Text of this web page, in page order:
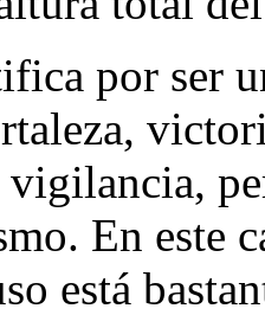
por ser
En este
está